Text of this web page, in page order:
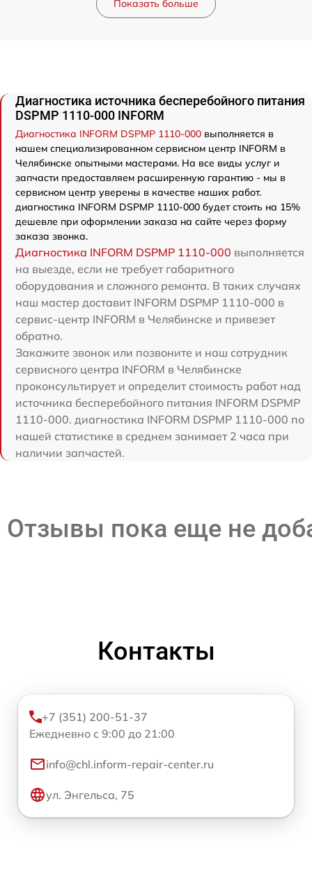
Показать больше
Диагностика источника бесперебойного питания
DSPMP 1110-000 INFORM
Диагностика INFORM DSPMP 1110-000 выполняется в
нашем специализированном сервисном центр INFORM в
Челябинске опытными мастерами. На все виды услуг и
запчасти предоставляем расширенную гарантию - мы в
сервисном центр уверены в качестве наших работ.
диагностика INFORM DSPMP 1110-000 будет стоить на 15%
дешевле при оформлении заказа на сайте через форму
заказа звонка.
Диагностика INFORM DSPMP 1110-000 выполняется
на выезде, если не требует габаритного
оборудования и сложного ремонта. В таких случаях
наш мастер доставит INFORM DSPMP 1110-000 в
сервис-центр INFORM в Челябинске и привезет
обратно.
Закажите звонок или позвоните и наш сотрудник
сервисного центра INFORM в Челябинске
проконсультирует и определит стоимость работ над
источника бесперебойного питания INFORM DSPMP
1110-000. диагностика INFORM DSPMP 1110-000 по
нашей статистике в среднем занимает 2 часа при
наличии запчастей.
Отзывы пока еще не
Контакты
+7 (351) 200-51-37
Ежедневно с 9:00 до 21:00
info@chl.inform-repair-center.ru
ул. Энгельса, 75